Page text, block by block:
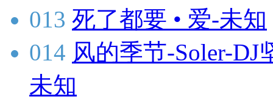
013 死了都要 • 爱-未知
014 风的季节-Soler-
未知